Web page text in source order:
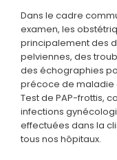
Dans le cadre
examen, les
principalement des
pelviennes, des
des échographies
précoce de maladie
Test de PAP-frottis,
infections
effectuées dans la
tous nos hôpitaux.